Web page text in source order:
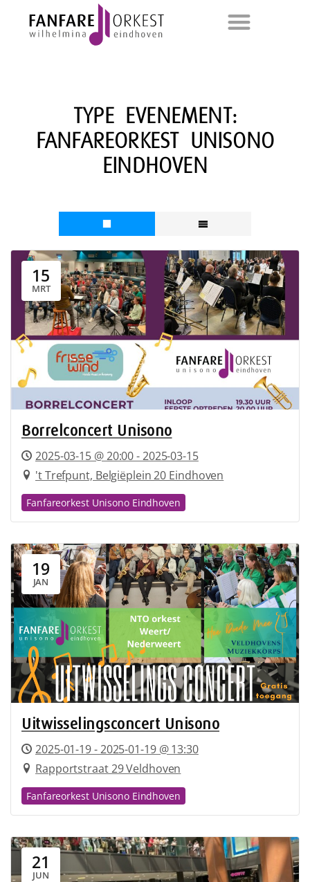
TYPE EVENEMENT:
FANFAREORKEST UNISONO
EINDHOVEN
15
MRT
Borrelconcert Unisono
2025-03-15 @ 20:00 - 2025-03-15
't Trefpunt, Belgiëplein 20 Eindhoven
Fanfareorkest Unisono Eindhoven
19
JAN
Uitwisselingsconcert Unisono
2025-01-19 - 2025-01-19 @ 13:30
Rapportstraat 29 Veldhoven
Fanfareorkest Unisono Eindhoven
21
JUN